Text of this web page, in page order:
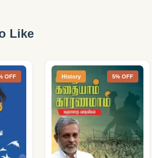
Like
OFF History 5% OFF